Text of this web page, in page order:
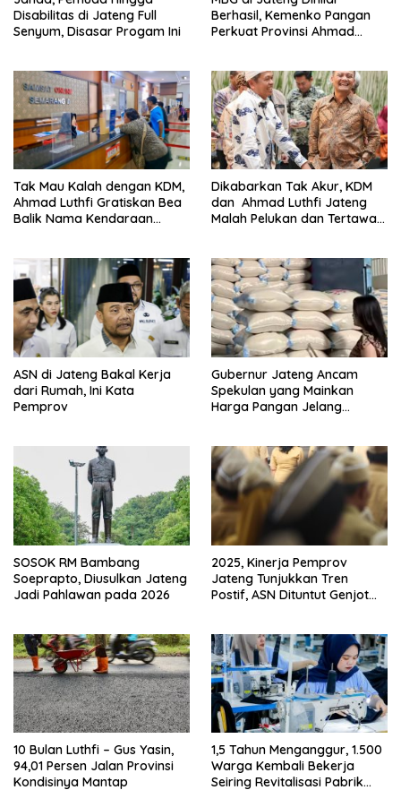
Disabilitas di Jateng Full
Senyum, Disasar Progam Ini
Berhasil, Kemenko Pangan
Perkuat Provinsi Ahmad
Tak Mau Kalah dengan KDM,
Ahmad Luthfi Gratiskan Bea
Balik Nama Kendaraan
Dikabarkan Tak Akur, KDM
dan Ahmad Luthfi Jateng
Malah Pelukan dan Tertawa
ASN di Jateng Bakal Kerja
dari Rumah, Ini Kata
Pemprov
Gubernur Jateng Ancam
Spekulan yang Mainkan
Harga Pangan Jelang
SOSOK RM Bambang
Soeprapto, Diusulkan Jateng
Jadi Pahlawan pada 2026
2025, Kinerja Pemprov
Jateng Tunjukkan Tren
Postif, ASN Dituntut Genjot
10 Bulan Luthfi – Gus Yasin,
94,01 Persen Jalan Provinsi
Kondisinya Mantap
1,5 Tahun Menganggur, 1.500
Warga Kembali Bekerja
Seiring Revitalisasi Pabrik